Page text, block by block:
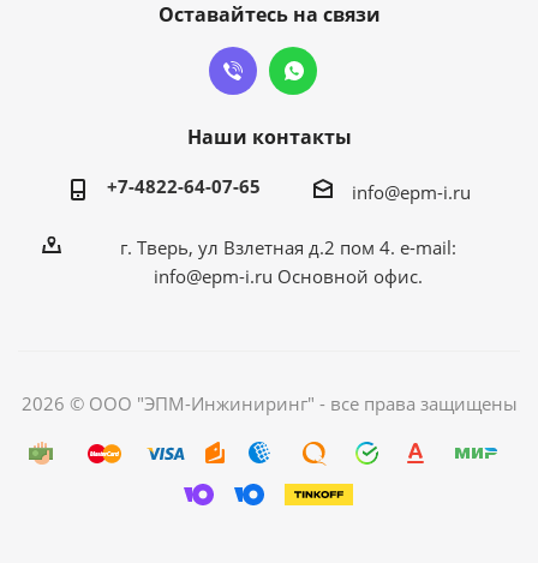
Оставайтесь на связи
Наши контакты
+7-4822-64-07-65 info@epm-i.ru
г. Тверь, ул Взлетная д.2 пом 4. e-mail:
info@epm-i.ru Основной офис.
2026 © ООО "ЭПМ-Инжиниринг" - все права защищены